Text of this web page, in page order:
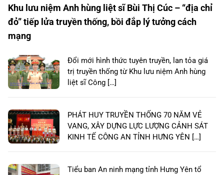
Khu lưu niệm Anh hùng liệt sĩ Bùi Thị Cúc – “địa chỉ
đỏ” tiếp lửa truyền thống, bồi đắp lý tưởng cách
mạng
Đổi mới hình thức tuyên truyền, lan tỏa giá
trị truyền thống từ Khu lưu niệm Anh hùng
liệt sĩ Công […]
PHÁT HUY TRUYỀN THỐNG 70 NĂM VẺ
VANG, XÂY DỰNG LỰC LƯỢNG CẢNH SÁT
KINH TẾ CÔNG AN TỈNH HƯNG YÊN […]
Tiểu ban An ninh mạng tỉnh Hưng Yên tổ